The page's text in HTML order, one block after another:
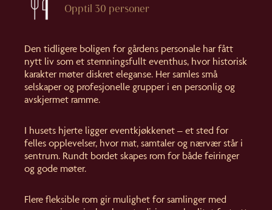
Opptil 30 personer
Den tidligere boligen for gårdens personale har fått
nytt liv som et stemningsfullt eventhus, hvor historisk
karakter møter diskret eleganse. Her samles små
selskaper og profesjonelle grupper i en personlig og
avskjermet ramme.
I husets hjerte ligger eventkjøkkenet – et sted for
felles opplevelser, hvor mat, samtaler og nærvær står i
sentrum. Rundt bordet skapes rom for både feiringer
og gode møter.
Flere fleksible rom gir mulighet for samlinger med